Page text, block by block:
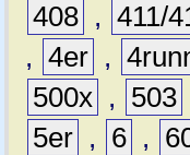
408 , 411/
, 4er ,
500x , 503
5er , 6 ,